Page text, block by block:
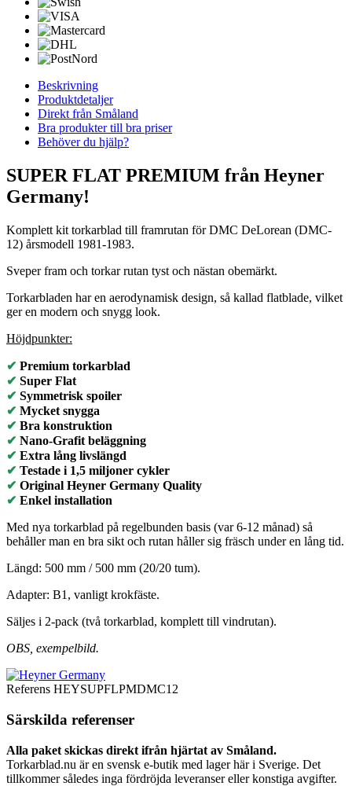
Beskrivning
Produktdetaljer
Direkt från Småland
Bra produkter till bra priser
Behöver du hjälp?
SUPER FLAT PREMIUM från Heyner
Germany!
Komplett kit torkarblad till framrutan för DMC DeLorean (DMC-
12) årsmodell 1981-1983.
Sveper fram och torkar rutan tyst och nästan obemärkt.
Torkarbladen har en aerodynamisk design, så kallad flatblade, vilket
ger en modern och snygg look.
Höjdpunkter:
✔ Premium torkarblad
✔ Super Flat
✔ Symmetrisk spoiler
✔ Mycket snygga
✔ Bra konstruktion
✔ Nano-Grafit beläggning
✔ Extra lång livslängd
✔ Testade i 1,5 miljoner cykler
✔ Original Heyner Germany Quality
✔ Enkel installation
Med nya torkarblad på regelbunden basis (var 6-12 månad) så
behåller man en bra sikt och rutan håller sig fräsch under en lång tid.
Längd: 500 mm / 500 mm (20/20 tum).
Adapter: B1, vanligt krokfäste.
Säljes i 2-pack (två torkarblad, komplett till vindrutan).
OBS, exempelbild.
Referens HEYSUPFLPMDMC12
Särskilda referenser
Alla paket skickas direkt ifrån hjärtat av Småland.
Torkarblad.nu är en svensk e-butik med lager här i Sverige. Det
tillkommer således inga fördröjda leveranser eller konstiga avgifter.